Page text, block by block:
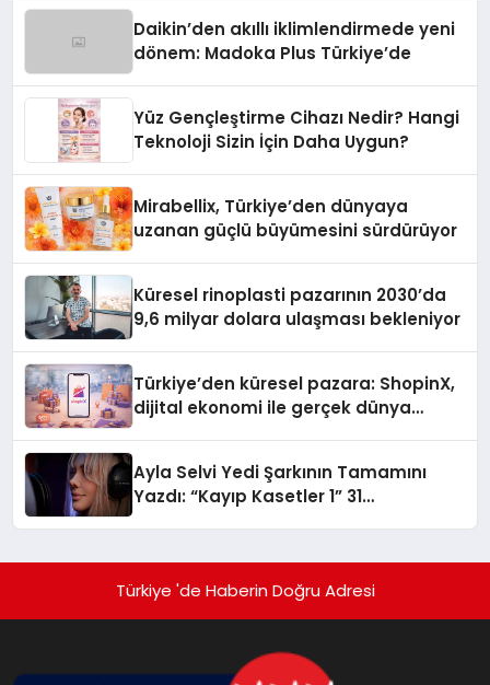
Daikin’den akıllı iklimlendirmede yeni
dönem: Madoka Plus Türkiye’de
Yüz Gençleştirme Cihazı Nedir? Hangi
Teknoloji Sizin İçin Daha Uygun?
Mirabellix, Türkiye’den dünyaya
uzanan güçlü büyümesini sürdürüyor
Küresel rinoplasti pazarının 2030’da
9,6 milyar dolara ulaşması bekleniyor
Türkiye’den küresel pazara: ShopinX,
dijital ekonomi ile gerçek dünya
Ayla Selvi Yedi Şarkının Tamamını
Yazdı: “Kayıp Kasetler 1” 31
Türkiye 'de Haberin Doğru Adresi